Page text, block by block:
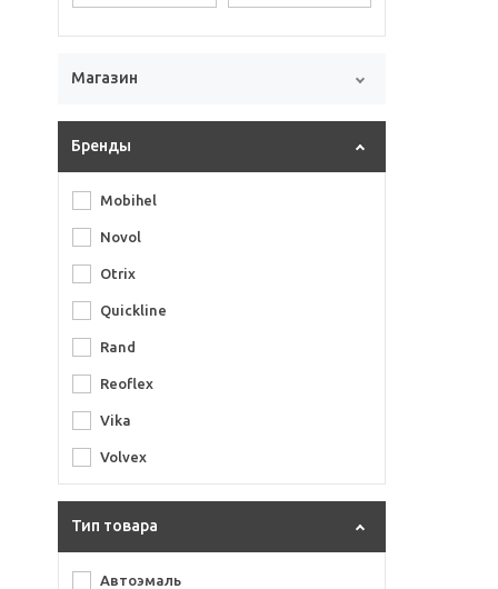
Магазин
Бренды
Mobihel
Novol
Otrix
Quickline
Rand
Reoflex
Vika
Volvex
Тип товара
Автоэмаль